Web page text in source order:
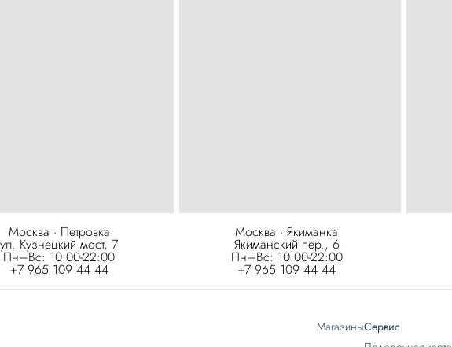
Москва · Петровка
ул. Кузнецкий мост, 7
Пн–Вс: 10:00-22:00
+7 965 109 44 44
Москва · Якиманка
Якиманский пер., 6
Пн–Вс: 10:00-22:00
+7 965 109 44 44
МагазиныСервис